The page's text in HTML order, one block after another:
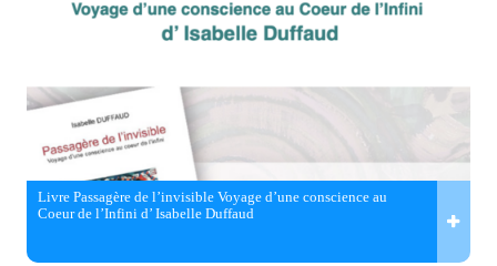
Livre Passagère de l’invisible Voyage d’une conscience au
Coeur de l’Infini d’ Isabelle Duffaud